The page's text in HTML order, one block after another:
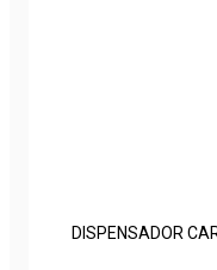
DISPENSADOR